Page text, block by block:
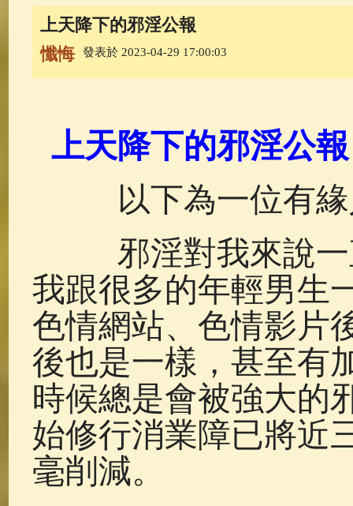
一切如來心秘密全身舍利寶篋印
釋迦牟尼佛傳(69)
佛典故事 (37) 佛說療痔(腫瘤)
上天降下的邪淫公報
懺悔
發表於 2023-04-29 17:00:03
上天降下的邪淫公報
以下為一位有緣
邪淫對我來說一
我跟很多的年輕男生
色情網站、色情影片
後也是一樣，甚至有
時候總是會被強大的
始修行消業障已將近
毫削減。